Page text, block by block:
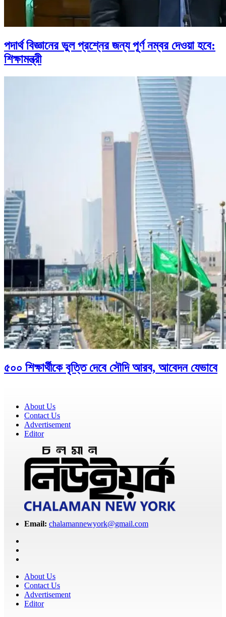
পদার্থ বিজ্ঞানের ভুল প্রশ্নের জন্য পূর্ণ নম্বর দেওয়া হবে:
শিক্ষামন্ত্রী
৫০০ শিক্ষার্থীকে বৃত্তি দেবে সৌদি আরব, আবেদন যেভাবে
About Us
Contact Us
Advertisement
Editor
Email: chalamannewyork@gmail.com
About Us
Contact Us
Advertisement
Editor